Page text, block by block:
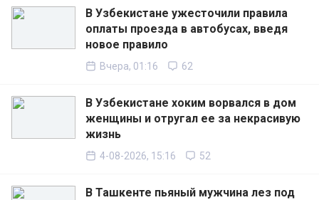
В Узбекистане ужесточили правила
оплаты проезда в автобусах, введя
новое правило
Вчера, 01:16 62
В Узбекистане хоким ворвался в дом
женщины и отругал ее за некрасивую
жизнь
4-08-2026, 15:16 52
В Ташкенте пьяный мужчина лез под